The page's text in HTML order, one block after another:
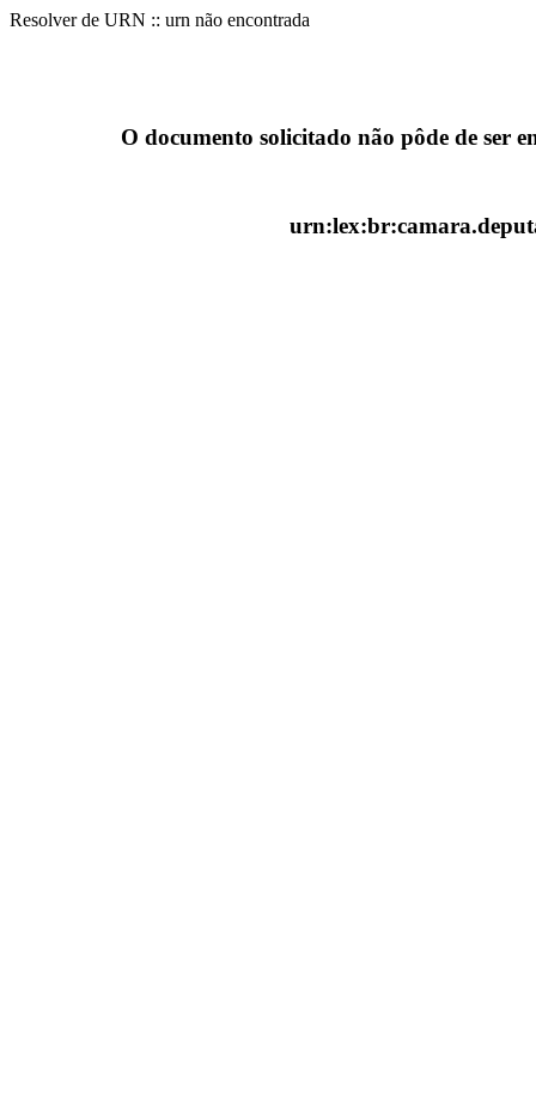
Resolver de URN :: urn não encontrada
O documento solicitado não pôde de ser